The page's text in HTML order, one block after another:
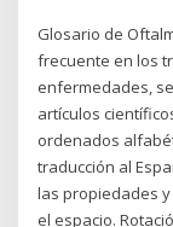
Glosario de
frecuente en los
enfermedades,
artículos
ordenados
traducción al
las propiedades
el espacio.